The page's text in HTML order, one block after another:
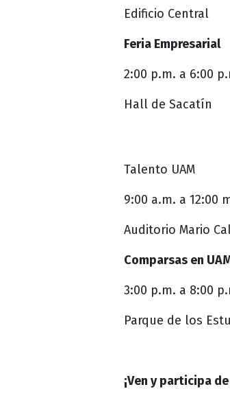
Edificio Central
Feria Empresarial
2:00 p.m. a 6:00
Hall de Sacatín
Talento UAM
9:00 a.m. a 12:00
Auditorio Mario
Comparsas en
3:00 p.m. a 8:00
Parque de los
¡Ven y participa